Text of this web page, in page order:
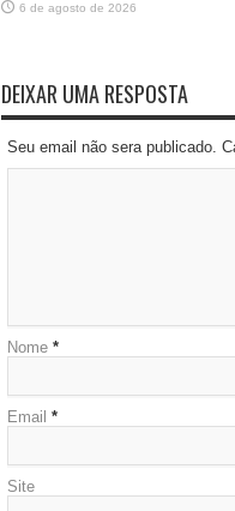
6 de agosto de 2026
DEIXAR UMA RESPOSTA
Seu email não sera publicado.
Nome *
Email *
Site